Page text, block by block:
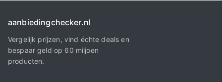
aanbiedingchecker.nl
Vergelijk prijzen, vind échte deals en
bespaar geld op 60 miljoen
producten.